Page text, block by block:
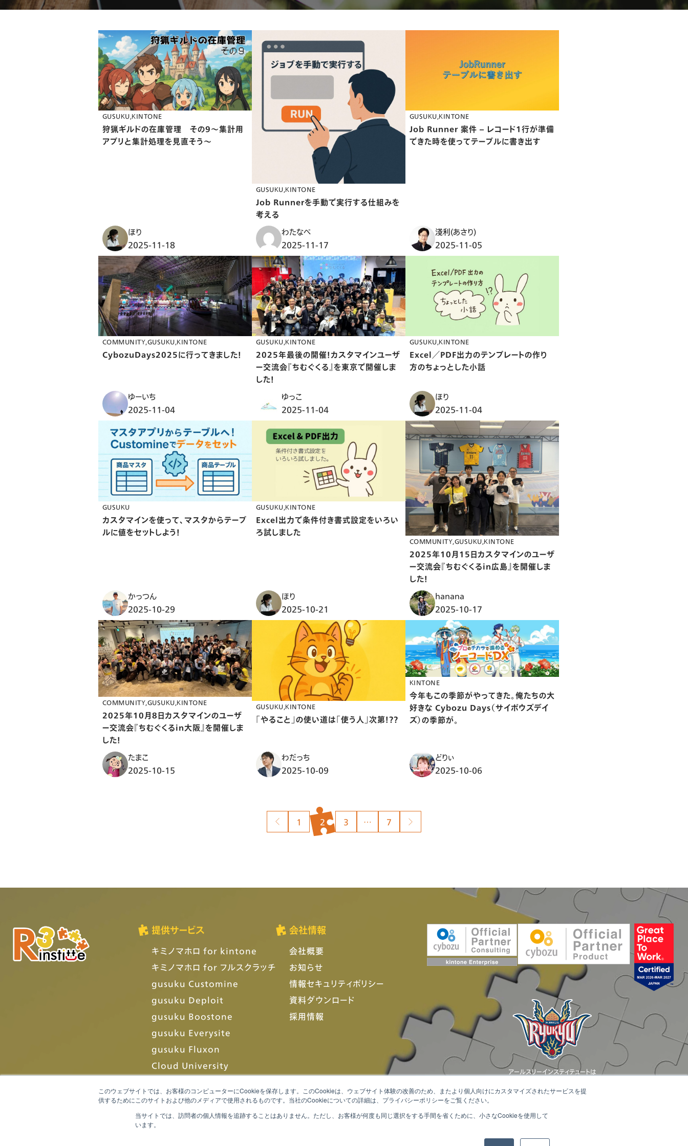
このウェブサイトでは、お客様のコンピューターにCookieを保存します。このCookieは、ウェブサイト体験の改善のため、またより個人向けにカスタマイズされたサービスを提
供するためにこのサイトおよび他のメディアで使用されるものです。当社のCookieについての詳細は、プライバシーポリシーをご覧ください。
当サイトでは、訪問者の個人情報を追跡することはありません。ただし、お客様が何度も同じ選択をする手間を省くために、小さなCookieを使用して
います。
GUSUKU KINTONE
狩猟ギルドの在庫管理 その９〜集計用
アプリと集計処理を見直そう〜
ほり
2025-11-18
GUSUKU KINTONE
Job Runnerを手動で実行する仕組みを
考える
わたなべ
2025-11-17
GUSUKU KINTONE
Job Runner 案件 – レコード１行が準備
できた時を使ってテーブルに書き出す
淺利(あさり)
2025-11-05
COMMUNITY GUSUKU KINTONE
CybozuDays2025に行ってきました！
ゆーいち
2025-11-04
GUSUKU KINTONE
2025年最後の開催！カスタマインユーザ
ー交流会『ちむぐくる』を東京で開催しま
した！
ゆっこ
2025-11-04
GUSUKU KINTONE
Excel／PDF出力のテンプレートの作り
方のちょっとした小話
ほり
2025-11-04
GUSUKU
カスタマインを使って、マスタからテーブ
ルに値をセットしよう！
かっつん
2025-10-29
GUSUKU KINTONE
Excel出力で条件付き書式設定をいろい
ろ試しました
ほり
2025-10-21
COMMUNITY GUSUKU KINTONE
2025年10月15日カスタマインのユーザ
ー交流会『ちむぐくるin広島』を開催しま
した！
hanana
2025-10-17
COMMUNITY GUSUKU KINTONE
2025年10月8日カスタマインのユーザ
ー交流会『ちむぐくるin大阪』を開催しま
した！
たまこ
2025-10-15
GUSUKU KINTONE
「やること」の使い道は「使う人」次第！？？
わだっち
2025-10-09
KINTONE
今年もこの季節がやってきた。俺たちの大
好きな Cybozu Days（サイボウズデイ
ズ）の季節が。
どりぃ
2025-10-06
投
送
1 2 3 … 7
提供サービス
キミノマホロ for kintone
キミノマホロ for フルスクラッチ
gusuku Customine
gusuku Deploit
gusuku Boostone
gusuku Everysite
gusuku Fluxon
Cloud University
会社情報
会社概要
お知らせ
情報セキュリティポリシー
資料ダウンロード
採用情報
アールスリーインスティテュートは